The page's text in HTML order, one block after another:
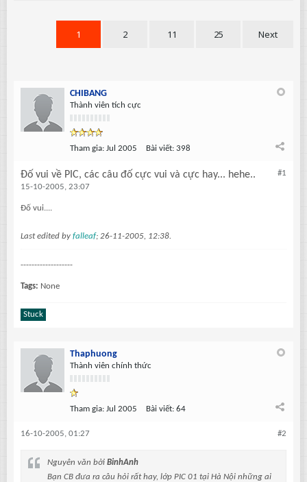
1 2 11 25 Next
CHIBANG
Thành viên tích cực
Tham gia: Jul 2005 Bài viết: 398
#1
Đố vui về PIC, các câu đố cực vui và cực hay... hehe..
15-10-2005, 23:07
Đố vui....
Last edited by falleaf; 26-11-2005, 12:38.
-------------------
Tags: None
Stuck
Thaphuong
Thành viên chính thức
Tham gia: Jul 2005 Bài viết: 64
#2
16-10-2005, 01:27
Nguyên văn bởi BinhAnh
Bạn CB đưa ra câu hỏi rất hay, lớp PIC 01 tại Hà Nội những ai